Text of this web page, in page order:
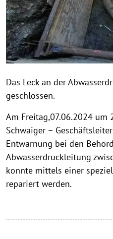
Das Leck an der
geschlossen.
Am Freitag,07.06.2024 um
Schwaiger –
Entwarnung bei den
Abwasserdruckleitung
konnte mittels einer
repariert werden.